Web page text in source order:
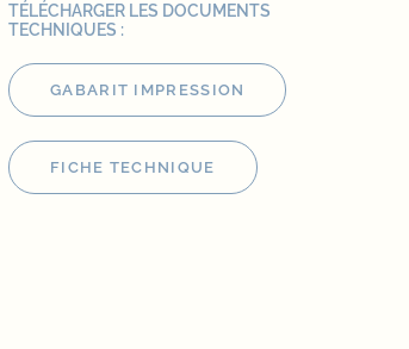
TÉLÉCHARGER LES DOCUMENTS
TECHNIQUES :
GABARIT IMPRESSION
FICHE TECHNIQUE